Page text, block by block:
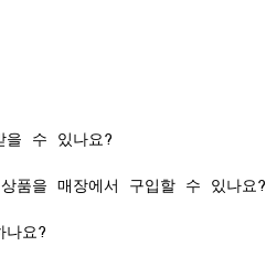
을 수 있나요?
품을 매장에서 구입할 수 있나요?
요?